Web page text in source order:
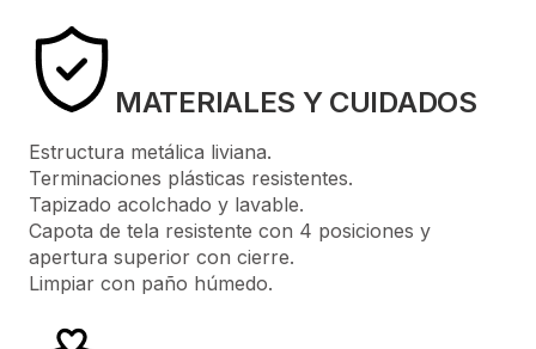
MATERIALES Y CUIDADOS
Estructura metálica liviana.
Terminaciones plásticas resistentes.
Tapizado acolchado y lavable.
Capota de tela resistente con 4 posiciones y
apertura superior con cierre.
Limpiar con paño húmedo.